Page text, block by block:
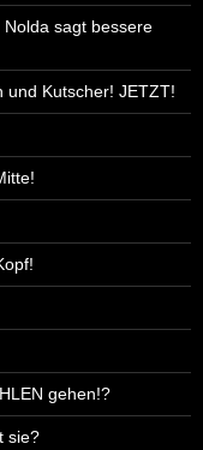
Nolda sagt bessere
und Kutscher! JETZT!
gehen!?
sie?